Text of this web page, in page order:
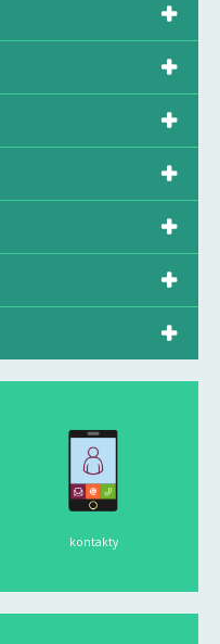







kontakty